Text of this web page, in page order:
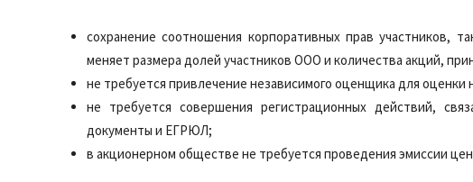
сохранение соотношения корпоративных прав участников,
меняет размера долей участников ООО и количества акций,
не требуется привлечение независимого оценщика для
не требуется совершения регистрационных действий,
документы и ЕГРЮЛ;
в акционерном обществе не требуется проведения эмиссии